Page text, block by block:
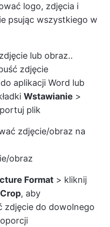
logo, zdjęcia i
psując wszystkiego w
lub obraz..
zdjęcie
aplikacji Word lub
Wstawianie >
plik
zdjęcie/obraz na
obraz
Format > kliknij
Crop, aby
zdjęcie do dowolnego